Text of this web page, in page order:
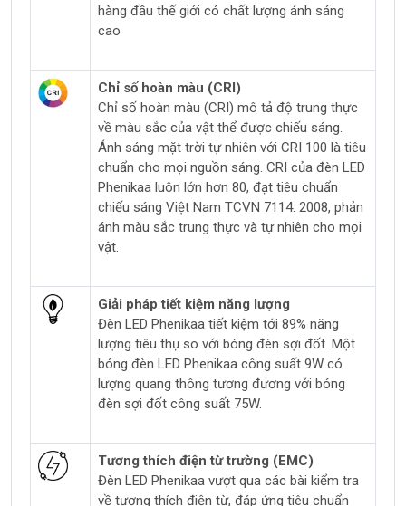
hàng đầu thế giới có chất lượng ánh sáng
cao
Chỉ số hoàn màu (CRI)
Chỉ số hoàn màu (CRI) mô tả độ trung thực
về màu sắc của vật thể được chiếu sáng.
Ánh sáng mặt trời tự nhiên với CRI 100 là tiêu
chuẩn cho mọi nguồn sáng. CRI của đèn LED
Phenikaa luôn lớn hơn 80, đạt tiêu chuẩn
chiếu sáng Việt Nam TCVN 7114: 2008, phản
ánh màu sắc trung thực và tự nhiên cho mọi
vật.
Giải pháp tiết kiệm năng lượng
Đèn LED Phenikaa tiết kiệm tới 89% năng
lượng tiêu thụ so với bóng đèn sợi đốt. Một
bóng đèn LED Phenikaa công suất 9W có
lượng quang thông tương đương với bóng
đèn sợi đốt công suất 75W.
Tương thích điện từ trường (EMC)
Đèn LED Phenikaa vượt qua các bài kiểm tra
về tương thích điện từ, đáp ứng tiêu chuẩn